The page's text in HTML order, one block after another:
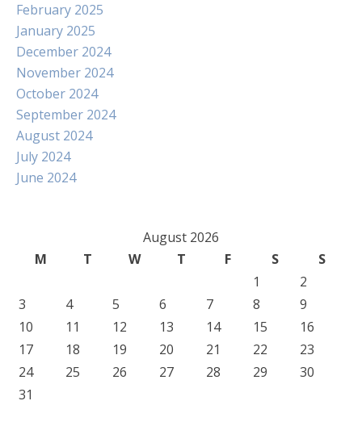
February 2025
January 2025
December 2024
November 2024
October 2024
September 2024
August 2024
July 2024
June 2024
August 2026
M
T W T F S
S
1
2
3
4 5 6 7 8
9
10
11 12 13 14 15
16
17
18 19 20 21 22
23
24
25 26 27 28 29
30
31